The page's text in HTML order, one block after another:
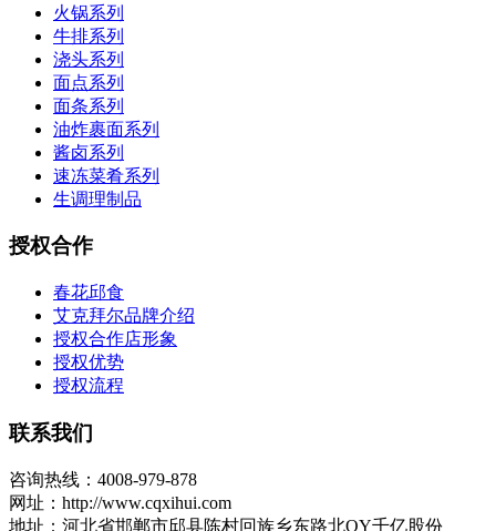
火锅系列
牛排系列
浇头系列
面点系列
面条系列
油炸裹面系列
酱卤系列
速冻菜肴系列
生调理制品
授权合作
春花邱食
艾克拜尔品牌介绍
授权合作店形象
授权优势
授权流程
联系我们
咨询热线：4008-979-878
网址：http://www.cqxihui.com
地址：河北省邯郸市邱县陈村回族乡东路北QY千亿股份